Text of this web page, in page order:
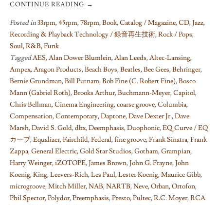
CONTINUE READING →
Posted in33rpm,45rpm,78rpm,Book,Catalog / Magazine,CD,Jazz,
Recording & Playback Technology / 録音再生技術,Rock / Pops,
Soul, R&B, Funk
TaggedAES,Alan Dower Blumlein,Alan Leeds,Altec-Lansing,
Ampex,Aragon Products,Beach Boys,Beatles,Bee Gees,Behringer,
Bernie Grundman,Bill Putnam,Bob Fine (C. Robert Fine),Bosco
Mann (Gabriel Roth),Brooks Arthur,Buchmann-Meyer,Capitol,
Chris Bellman,Cinema Engineering,coarse groove,Columbia,
Compensation,Contemporary,Daptone,Dave Dexter Jr.,Dave
Marsh,David S. Gold,dbx,Deemphasis,Duophonic,EQ Curve / EQ
カーブ,Equalizer,Fairchild,Federal,fine groove,Frank Sinatra,Frank
Zappa,General Electric,Gold Star Studios,Gotham,Grampian,
Harry Weinger,iZOTOPE,James Brown,John G. Frayne,John
Koenig,King,Leevers-Rich,Les Paul,Lester Koenig,Maurice Gibb,
microgroove,Mitch Miller,NAB,NARTB,Neve,Orban,Ortofon,
Phil Spector,Polydor,Preemphasis,Presto,Pultec,R.C. Moyer,RCA